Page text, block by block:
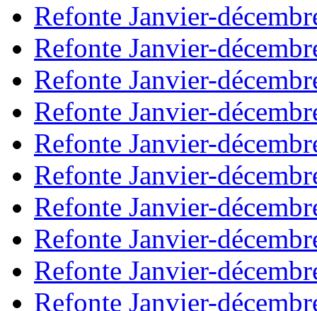
Refonte Janvier-
Refonte Janvier-
Refonte Janvier-
Refonte Janvier-
Refonte Janvier-
Refonte Janvier-
Refonte Janvier-
Refonte Janvier-
Refonte Janvier-
Refonte Janvier-